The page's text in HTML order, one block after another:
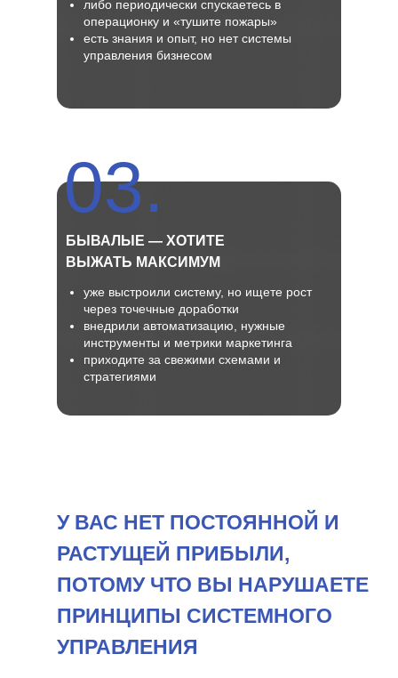
03.
БЫВАЛЫЕ — ХОТИТЕ
ВЫЖАТЬ МАКСИМУМ
либо периодически спускаетесь в
операционку и «тушите пожары»
есть знания и опыт, но нет системы
управления бизнесом
уже выстроили систему, но ищете рост
через точечные доработки
внедрили автоматизацию, нужные
инструменты и метрики маркетинга
приходите за свежими схемами и
стратегиями
У ВАС НЕТ ПОСТОЯННОЙ И
РАСТУЩЕЙ ПРИБЫЛИ,
ПОТОМУ ЧТО ВЫ НАРУШАЕТЕ
ПРИНЦИПЫ СИСТЕМНОГО
УПРАВЛЕНИЯ